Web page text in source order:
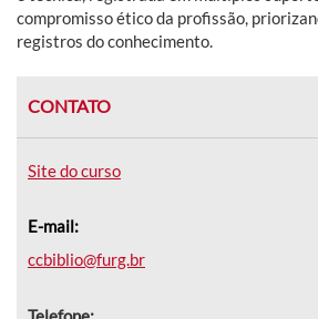
compromisso ético da profissão,
registros do conhecimento.
CONTATO
Site do curso
E-mail:
ccbiblio@furg.br